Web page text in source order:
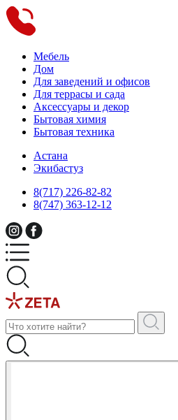
Мебель
Дом
Для заведений и офисов
Для террасы и сада
Аксессуары и декор
Бытовая химия
Бытовая техника
Астана
Экибастуз
8(717) 226-82-82
8(747) 363-12-12